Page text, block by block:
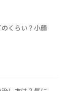
くらい？小顔